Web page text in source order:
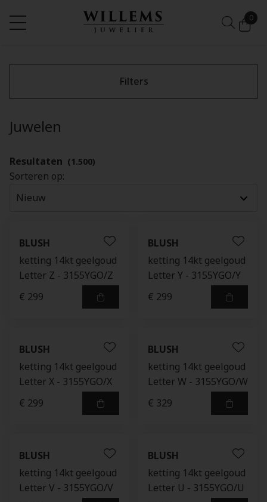
0
Filters
Juwelen
Resultaten (1.500)
Sorteren op:
BLUSH
ketting 14kt geelgoud
Letter Z - 3155YGO/Z
€ 299
BLUSH
ketting 14kt geelgoud
Letter Y - 3155YGO/Y
€ 299
BLUSH
ketting 14kt geelgoud
Letter X - 3155YGO/X
€ 299
BLUSH
ketting 14kt geelgoud
Letter W - 3155YGO/W
€ 329
BLUSH
ketting 14kt geelgoud
Letter V - 3155YGO/V
BLUSH
ketting 14kt geelgoud
Letter U - 3155YGO/U